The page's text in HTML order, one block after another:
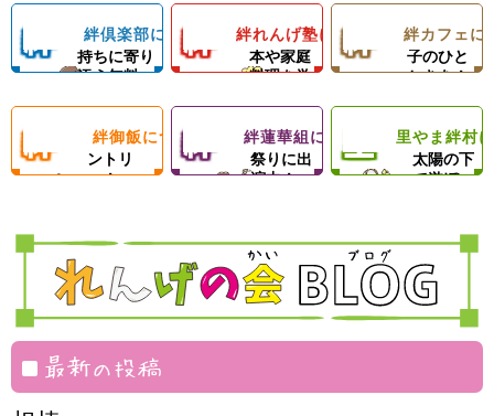
絆
倶
楽
子どもの気
持ちに寄り
添う無料
絆倶楽部について
絆
れ
ん
塾
料理の基
本や家庭
料理を学
絆れんげ塾について
絆
カ
フ
楽しい親
子のひと
ときを！
絆カフェに
絆
飯
フードパ
ントリ
ー！
っぱいの手作り
ご飯＆食材配布
絆御飯について絆
華
組
地域のお
祭りに出
演中！
と食材配布でお
母さんをサポー
絆蓮華組について
里
ま
絆
思いきり
太陽の下
で遊ぼ
動を通じて子ど
もたちの心の成
里やま絆村
最新の投稿